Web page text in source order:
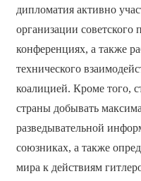
дипломатия активно
организации
конференциях, а также
технического
коалицией. Кроме того,
страны добывать
разведывательной
союзниках, а также
мира к действиям